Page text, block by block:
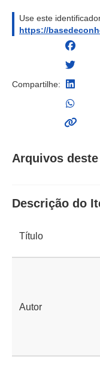
Use este
https://
Compartilhe:
Arquivos
Descrição do
Título
Autor